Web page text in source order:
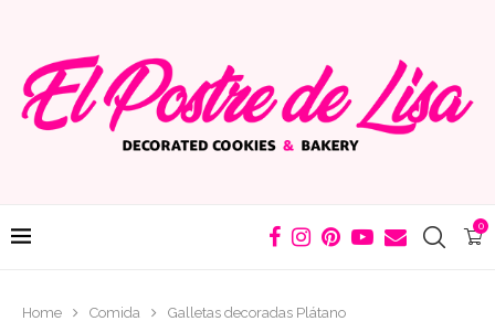
0
Home Comida Galletas decoradas Plátano